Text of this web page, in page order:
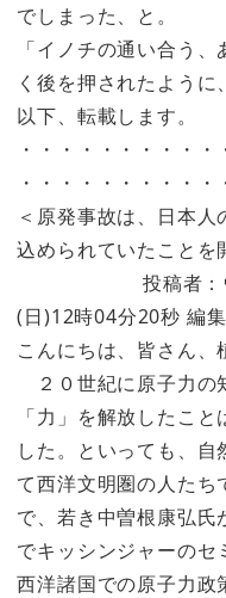
でしまった、と。
「イノチの通い合う
く後を押されたように
以下、転載します。
・・・・・・・・・
・・・・・・・・・・
＜原発事故は、日本
込められていたことを
投稿者：ウエダ
(日)12時04分20秒 編
こんにちは、皆さん、
２０世紀に原子力の
「力」を解放したこ
した。といっても、
て西洋文明圏の人たち
で、若き中曽根康弘氏
でキッシンジャーのセ
西洋諸国での原子力政